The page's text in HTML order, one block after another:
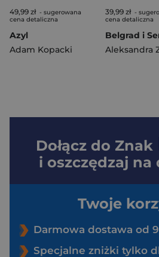
49,99 zł - sugerowana
cena detaliczna
Azyl
Adam Kopacki
39,99 zł -
cena detaliczna
Belgrad i
Dołącz do Znak
i oszczędzaj na
Twoje
Darmowa dostawa od
Specjalne zniżki tylko